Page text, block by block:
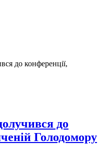
до конференції,
до
Голодомору